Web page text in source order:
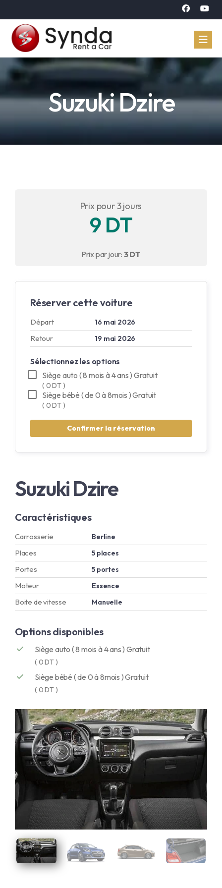
Accueil
Véhicules
À propos
Suzuki Dzire
Prix pour 3 jours
9 DT
Prix par jour: 3 DT
Réserver cette voiture
Départ 16 mai 2026
Retour 19 mai 2026
Sélectionnez les options
Siège auto ( 8 mois à 4 ans ) Gratuit
( 0 DT )
Siège bébé ( de 0 à 8mois ) Gratuit
( 0 DT )
Suzuki Dzire
Caractéristiques
Carrosserie Berline
Places 5 places
Portes 5 portes
Moteur Essence
Boite de vitesse Manuelle
Options disponibles
Siège auto ( 8 mois à 4 ans ) Gratuit
( 0 DT )
Siège bébé ( de 0 à 8mois ) Gratuit
( 0 DT )